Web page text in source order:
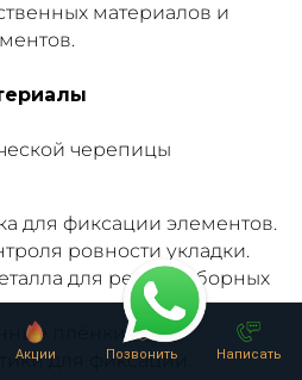
Акции Позвонить Написать
материалов и
черепицы
для фиксации элементов.
ровности укладки.
для резки доборных
плёнки.
для фиксации.